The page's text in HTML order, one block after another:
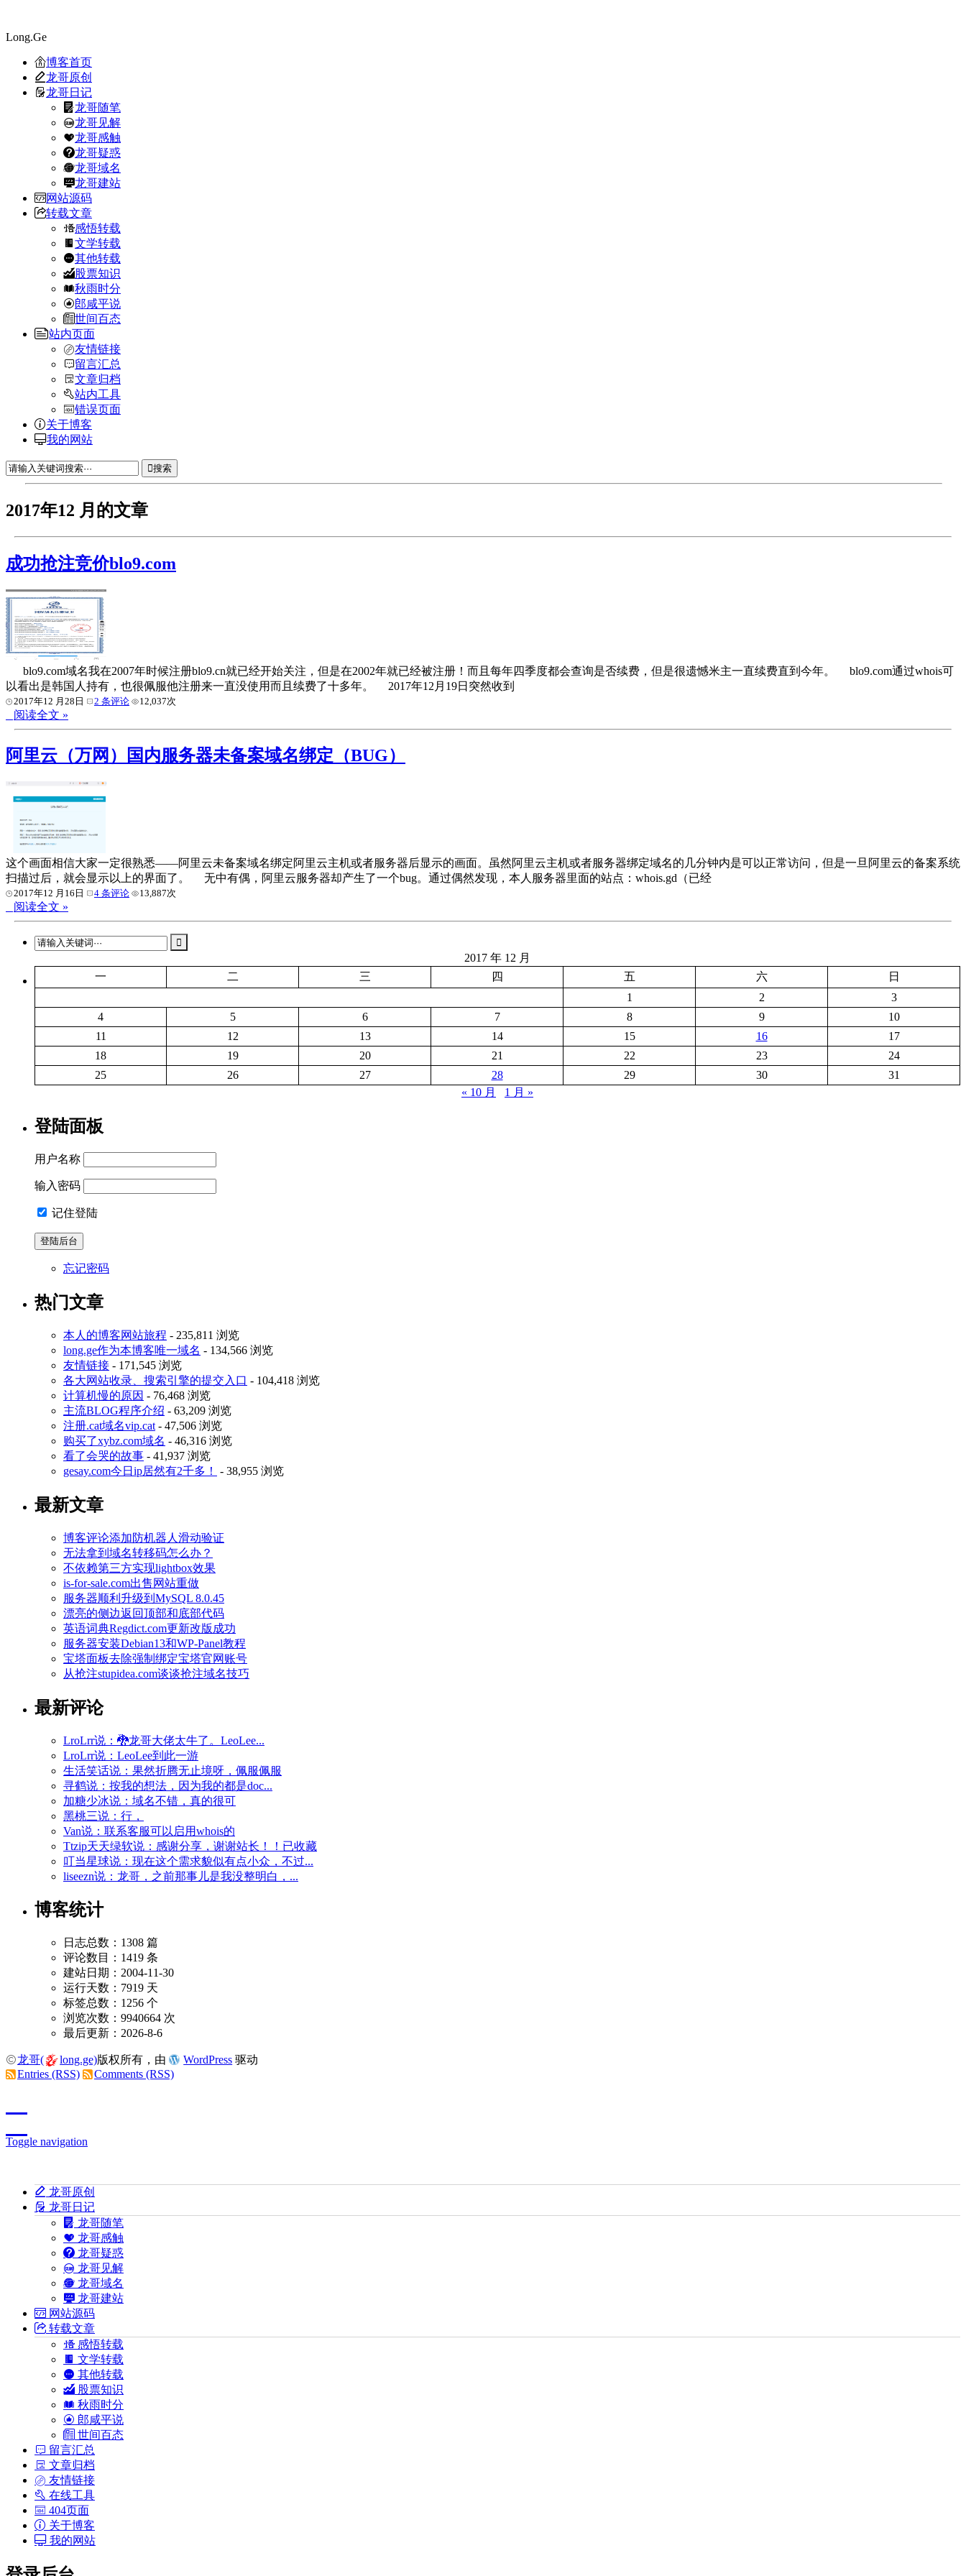
Long.Ge
博客首页
龙哥原创
龙哥日记
龙哥随笔
龙哥见解
龙哥感触
龙哥疑惑
龙哥域名
龙哥建站
网站源码
转载文章
感悟转载
文学转载
其他转载
股票知识
秋雨时分
郎咸平说
世间百态
站内页面
友情链接
留言汇总
文章归档
站内工具
错误页面
关于博客
我的网站
搜索
2017年12 月的文章
成功抢注竞价blo9.com
blo9.com域名我在2007年时候注册blo9.cn就已经开始关注，但是在2002年就已经被注册！而且每年四季度都会查询是否续费，但是很遗憾米主一直续费直到今年。 blo9.com通过whois可
以看出是韩国人持有，也很佩服他注册来一直没使用而且续费了十多年。 2017年12月19日突然收到
2017年12 月28日 2 条评论 12,037次
阅读全文 »
阿里云（万网）国内服务器未备案域名绑定（BUG）
这个画面相信大家一定很熟悉——阿里云未备案域名绑定阿里云主机或者服务器后显示的画面。虽然阿里云主机或者服务器绑定域名的几分钟内是可以正常访问，但是一旦阿里云的备案系统
扫描过后，就会显示以上的界面了。 无中有偶，阿里云服务器却产生了一个bug。通过偶然发现，本人服务器里面的站点：whois.gd（已经
2017年12 月16日 4 条评论 13,887次
阅读全文 »
2017 年 12 月
一
二 三 四 五 六
日
1
2
3
4
5 6 7 8 9
10
11
12 13 14 15 16
17
18
19 20 21 22 23
24
25
26 27 28 29 30
31
« 10 月
1 月 »
登陆面板
用户名称
输入密码
记住登陆
忘记密码
热门文章
本人的博客网站旅程 - 235,811 浏览
long.ge作为本博客唯一域名 - 134,566 浏览
友情链接 - 171,545 浏览
各大网站收录、搜索引擎的提交入口 - 104,418 浏览
计算机慢的原因 - 76,468 浏览
主流BLOG程序介绍 - 63,209 浏览
注册.cat域名vip.cat - 47,506 浏览
购买了xybz.com域名 - 46,316 浏览
看了会哭的故事 - 41,937 浏览
gesay.com今日ip居然有2千多！
- 38,955 浏览
最新文章
博客评论添加防机器人滑动验证
无法拿到域名转移码怎么办？
不依赖第三方实现lightbox效果
is-for-sale.com出售网站重做
服务器顺利升级到MySQL 8.0.45
漂亮的侧边返回顶部和底部代码
英语词典Regdict.com更新改版成功
服务器安装Debian13和WP-Panel教程
宝塔面板去除强制绑定宝塔官网账号
从抢注stupidea.com谈谈抢注域名技巧
最新评论
LroLrr说：🐉龙哥大佬太牛了。LeoLee...
LroLrr说：LeoLee到此一游
生活笑话说：果然折腾无止境呀，佩服佩服
寻鹤说：按我的想法，因为我的都是doc...
加糖少冰说：域名不错，真的很可
黑桃三说：行，
Van说：联系客服可以启用whois的
Ttzip天天绿软说：感谢分享，谢谢站长！！已收藏
叮当星球说：现在这个需求貌似有点小众，不过...
liseezn说：龙哥，之前那事儿是我没整明白，...
博客统计
日志总数：1308 篇
评论数目：1419 条
建站日期：2004-11-30
运行天数：7919 天
标签总数：1256 个
浏览次数：9940664 次
最后更新：2026-8-6
龙哥( long.ge)版权所有，由 WordPress 驱动
Entries (RSS)
Comments (RSS)
Toggle navigation
龙哥原创
龙哥日记
龙哥随笔
龙哥感触
龙哥疑惑
龙哥见解
龙哥域名
龙哥建站
网站源码
转载文章
感悟转载
文学转载
其他转载
股票知识
秋雨时分
郎咸平说
世间百态
留言汇总
文章归档
友情链接
在线工具
404页面
关于博客
我的网站